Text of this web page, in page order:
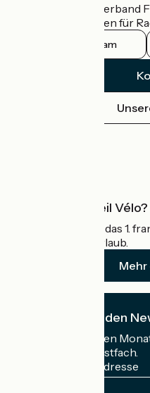
Der nationale Verband
offizielle Leitfaden für
Instagram
Was ist Accueil Vélo?
Accueil Vélo ist das 1.
Radfahrer im Urlaub.
Ich abonniere den
Erhalten Sie jeden
Rad in Ihrem Postfach.
Meine E-Mail-Adresse